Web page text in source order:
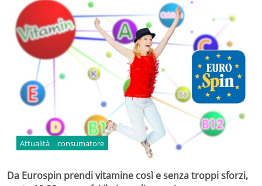
Attualità consumatore
Da Eurospin prendi vitamine così e senza troppi sforzi,